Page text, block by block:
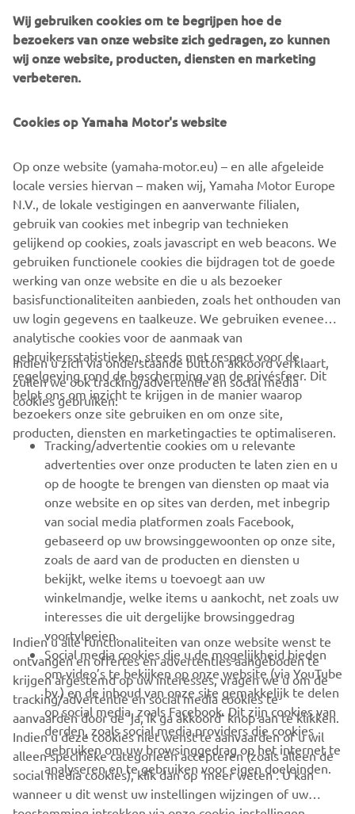
Fiumani made several modifications to the bike aside
from the unique paintwork. The exhaust pipe was cut and
a different rear section added, which was then painted
with a high temp black paint. The front fender was
replaced with a handmade item which was repositioned
indicators and mirrors have been replaced and the rear
surfboard.
XSR125 PRODUCTION MODEL
CORPORATE
BUSINESS
MEER YAMAHA
SUPPORT
NIEUWSBRIEF
Wees de eerste die meer te weten komt over de nieuwste deals,
speciale evenementen, nieuwe producten en nog veel meer
ABONNEREN
Lees ons privacybeleid om te leren hoe we uw persoonlijke
gegevens verwerken:Privacyverklaring
Wij gebruiken cookies om te begrijpen hoe de
bezoekers van onze website zich gedragen, zo kunnen
wij onze website, producten, diensten en marketing
verbeteren.
Cookies op Yamaha Motor's website
Op onze website (yamaha-motor.eu) – en alle afgeleide
locale versies hiervan – maken wij, Yamaha Motor Europe
N.V., de lokale vestigingen en aanverwante filialen,
gebruik van cookies met inbegrip van technieken
gelijkend op cookies, zoals javascript en web beacons. We
gebruiken functionele cookies die bijdragen tot de goede
werking van onze website en die u als bezoeker
basisfunctionaliteiten aanbieden, zoals het onthouden van
uw login gegevens en taalkeuze. We gebruiken eveneens
analytische cookies voor de aanmaak van
gebruikersstatistieken, steeds met respect voor de
regelgeving rond de bescherming van de privésfeer. Dit
helpt ons om inzicht te krijgen in de manier waarop
bezoekers onze site gebruiken en om onze site,
producten, diensten en marketingacties te optimaliseren.
Indien u zich via onderstaande button akkoord verklaart,
zullen we ook tracking/advertentie en social media
cookies gebruiken:
Tracking/advertentie cookies om u relevante
advertenties over onze producten te laten zien en u
op de hoogte te brengen van diensten op maat via
onze website en op sites van derden, met inbegrip
van social media platformen zoals Facebook,
gebaseerd op uw browsinggewoonten op onze site,
zoals de aard van de producten en diensten u
bekijkt, welke items u toevoegt aan uw
winkelmandje, welke items u aankocht, net zoals uw
interesses die uit dergelijke browsinggedrag
voortvloeien.
Social media cookies die u de mogelijkheid bieden
om video’s te bekijken op onze website (via YouTube
bv.) en de inhoud van onze site gemakkelijk te delen
op social media, zoals Facebook. Dit zijn cookies van
derden, zoals social media providers die cookies
gebruiken om uw browsinggedrag op het internet te
analyseren en te gebruiken voor eigen doeleinden.
Indien u alle functionaliteiten van onze website wenst te
ontvangen en offertes en advertenties aangeboden te
krijgen afgestemd op uw interesses, vragen we u om de
tracking/advertentie en social media cookies te
aanvaarden door de ‘ja, ik ga akkoord’ knop aan te klikken.
Indien u deze cookies niet wenst te aanvaarden of u wil
alleen specifieke categorieën accepteren (zoals alleen de
social media cookies), klik dan op ‘meer weten’. U kan
wanneer u dit wenst uw instellingen wijzingen of uw